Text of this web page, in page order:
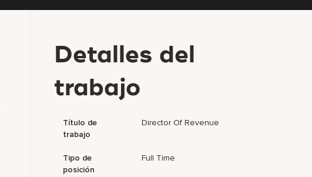
Detalles del
trabajo
Título de
trabajo
Director Of Revenue
Tipo de
posición
Full Time